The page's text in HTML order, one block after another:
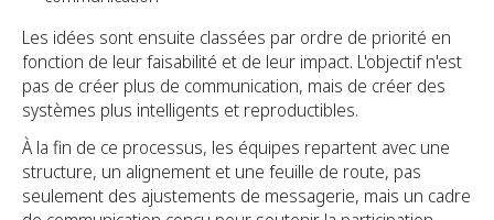
Les idées sont ensuite classées par ordre de priorité en
fonction de leur faisabilité et de leur impact. L'objectif n'est
pas de créer plus de communication, mais de créer des
systèmes plus intelligents et reproductibles.
À la fin de ce processus, les équipes repartent avec une
structure, un alignement et une feuille de route, pas
seulement des ajustements de messagerie, mais un cadre